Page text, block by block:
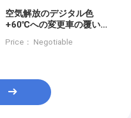
空気解放のデジタル色
+60℃への変更車の覆い付
Price： Negotiable